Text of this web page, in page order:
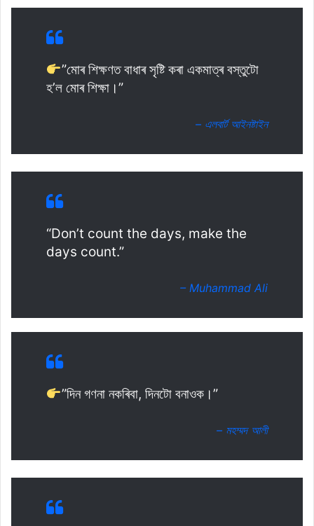
”মোৰ শিক্ষণত বাধাৰ সৃষ্টি কৰা একমাত্ৰ বস্তুটো
হ’ল মোৰ শিক্ষা।”
– এলবাৰ্ট আইনষ্টাইন
“Don’t count the days, make the
days count.”
– Muhammad Ali
”দিন গণনা নকৰিবা, দিনটো বনাওক।”
– মহম্মদ আলী